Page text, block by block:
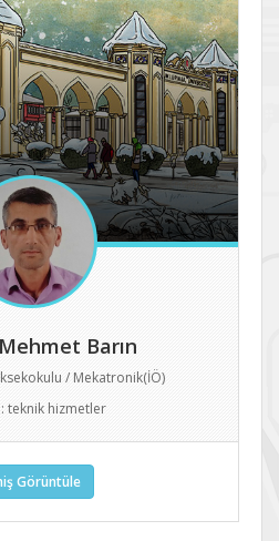
Mehmet Barın
/ Mekatronik(İÖ)
teknik hizmetler
Görüntüle